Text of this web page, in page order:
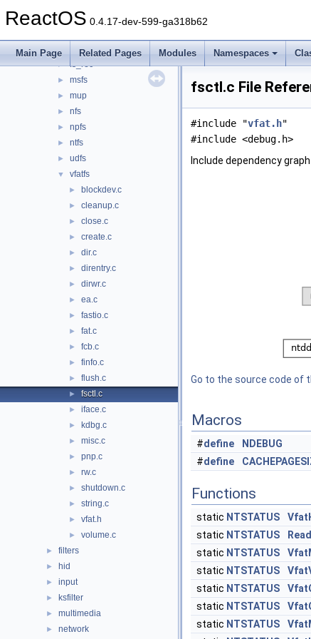
ReactOS 0.4.17-dev-599-ga318b62
Main Page Related Pages Modules Namespaces
► cdfs
fastfat
► fs_rec
► msfs
► mup
► nfs
► npfs
► ntfs
► udfs
▼ vfatfs
► blockdev.c
► cleanup.c
► close.c
► create.c
► dir.c
► direntry.c
► dirwr.c
► ea.c
► fastio.c
► fat.c
► fcb.c
► finfo.c
► flush.c
► fsctl.c
► iface.c
► kdbg.c
► misc.c
► pnp.c
► rw.c
► shutdown.c
► string.c
► vfat.h
► volume.c
► filters
► hid
► input
► ksfilter
► multimedia
► network
fsctl.c File
#include "vfat.h"
#include <debug.h>
Include dependency
Go to the source code of
Macros
#define
NDEBUG
#define
Functions
static NTSTATUS
static NTSTATUS
static NTSTATUS
static NTSTATUS
static NTSTATUS
static NTSTATUS
static NTSTATUS